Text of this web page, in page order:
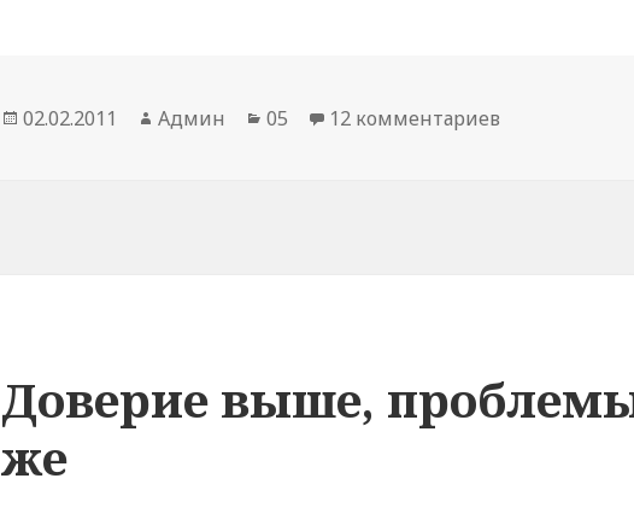
Опубликовано
02.02.2011 Автор
Админ Рубрики
05 12 комментариев
Доверие выше,
же